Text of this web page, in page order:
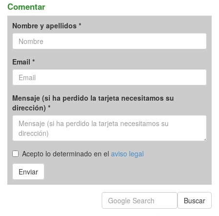
Comentar
Nombre y apellidos *
Email *
Mensaje (si ha perdido la tarjeta necesitamos su
dirección) *
Acepto lo determinado en el aviso legal
Enviar
Buscar